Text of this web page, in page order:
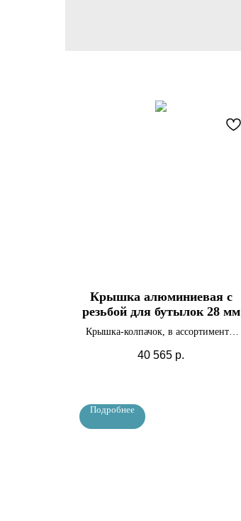
Крышка алюминиевая с
резьбой для бутылок 28 мм
Крышка-колпачок, в ассортименте,
40 565 р.
Подробнее